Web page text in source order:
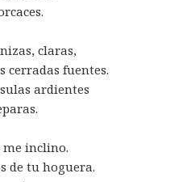
claras,
cerradas fuentes.
ardientes
me inclino.
de tu hoguera.